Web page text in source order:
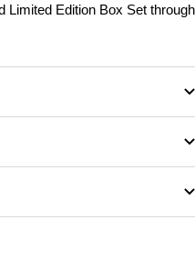
Limited Edition Box Set through